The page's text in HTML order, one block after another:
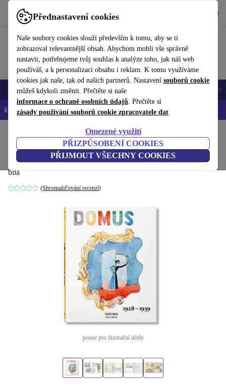
Přednastavení cookies
Naše soubory cookies slouží především k tomu, aby se ti
zobrazoval relevantnější obsah. Abychom mohli vše správně
nastavit, potřebujeme tvůj souhlas k analýze toho, jak náš web
používáš, a k personalizaci obsahu i reklam. K tomu využíváme
cookies jak naše, tak od našich partnerů. Nastavení souborů cookie
můžeš kdykoli změnit. Přečtěte si naše
informace o ochraně osobních údajů. Přečtěte si
zásady používání souborů cookie zpracovatele dat.
Omezené využití
PŘIZPŮSOBENÍ COOKIES
PŘIJMOUT VŠECHNY COOKIES
Používejte refurbed rychle a snadno
Mobily a smartphony Notebooky Tablety Doplňky
📱 -5 % NAVÍC na všechny iPhony – kód: IPHONEDEAL-
Domácnost Nábytek
domus 1928–1939
bílá
(Shromažďování recenzí)
pouze pro ilustrační účely